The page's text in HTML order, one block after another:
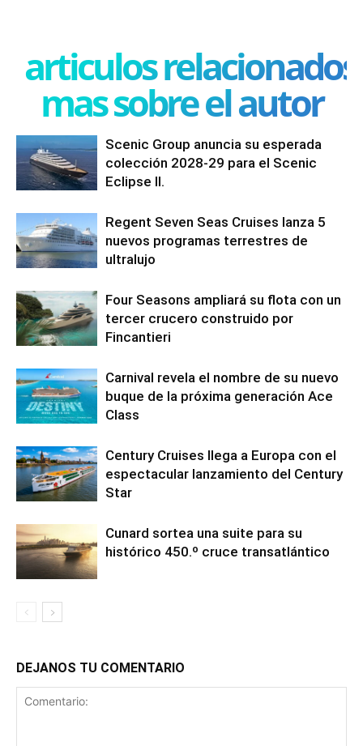
articulos relacionados
mas sobre el autor
Scenic Group anuncia su esperada
colección 2028-29 para el Scenic
Eclipse II.
Regent Seven Seas Cruises lanza 5
nuevos programas terrestres de
ultralujo
Four Seasons ampliará su flota con un
tercer crucero construido por
Fincantieri
Carnival revela el nombre de su nuevo
buque de la próxima generación Ace
Class
Century Cruises llega a Europa con el
espectacular lanzamiento del Century
Star
Cunard sortea una suite para su
histórico 450.º cruce transatlántico
DEJANOS TU COMENTARIO